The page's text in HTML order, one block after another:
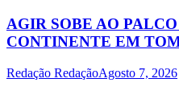
AGIR SOBE AO
CONTINENTE EM
Redação RedaçãoAgosto 7, 2026